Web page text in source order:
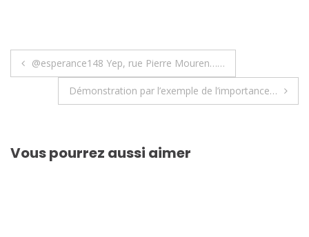
Navigation
@esperance148 Yep, rue Pierre Mouren……
Démonstration par l’exemple de l’importance…
Vous pourrez aussi aimer